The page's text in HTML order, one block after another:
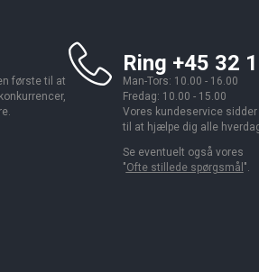
første til at
Ring +45 32
Man-Tors: 10.00 - 16.00
Fredag: 10.00 - 15.00
Vores kundeservice sidder
til at hjælpe dig alle
Se eventuelt også vores
"Ofte stillede spørgsmål ".